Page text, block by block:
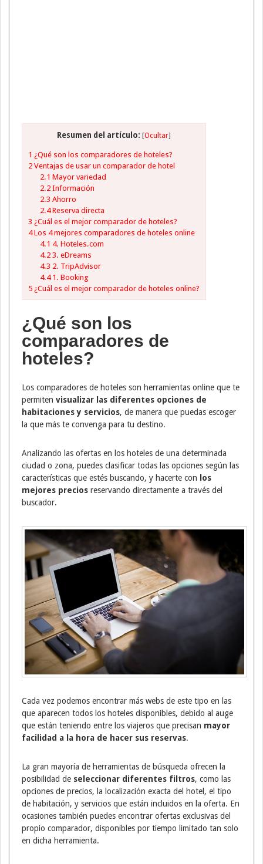
Resumen del artículo: [Ocultar]
1 ¿Qué son los comparadores de hoteles?
2 Ventajas de usar un comparador de hotel
2.1 Mayor variedad
2.2Información
2.3 Ahorro
2.4Reserva directa
3 ¿Cuál es el mejor comparador de hoteles?
4Los 4 mejores comparadores de hoteles online
4.1 4. Hoteles.com
4.23. eDreams
4.3 2. TripAdvisor
4.41. Booking
5 ¿Cuál es el mejor comparador de hoteles online?
¿Qué son los
comparadores de
hoteles?
Los comparadores de hoteles son herramientas online que te
permiten visualizar las diferentes opciones de
habitaciones y servicios, de manera que puedas escoger
la que más te convenga para tu destino.
Analizando las ofertas en los hoteles de una determinada
ciudad o zona, puedes clasificar todas las opciones según las
características que estés buscando, y hacerte con
los
mejores precios reservando directamente a través del
buscador.
Cada vez podemos encontrar más webs de este tipo en las
que aparecen todos los hoteles disponibles, debido al auge
que están teniendo entre los viajeros que precisan mayor
facilidad a la hora de hacer sus reservas.
La gran mayoría de herramientas de búsqueda ofrecen la
posibilidad de seleccionar diferentes filtros, como las
opciones de precios, la localización exacta del hotel, el tipo
de habitación, y servicios que están incluidos en la oferta. En
ocasiones también puedes encontrar ofertas exclusivas del
propio comparador, disponibles por tiempo limitado tan solo
en dicha herramienta.